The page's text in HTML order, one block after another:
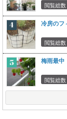
閲覧総
冷房のフ
閲覧総
梅雨最
閲覧総